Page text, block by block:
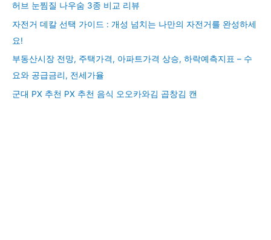
허브 눈찜질 나우숨 3종 비교 리뷰
자전거 데칼 선택 가이드 : 개성 넘치는 나만의 자전거를 완성하세
요!
부동산시장 전망, 주택가격, 아파트가격 상승, 하락예측지표 – 수
요와 공급금리, 전세가율
군대 PX 추천 PX 추천 음식 오오카와김 곱창김 캔